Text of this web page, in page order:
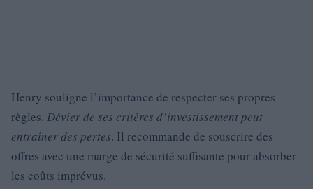
Henry souligne l’importance de respecter ses propres
règles. Dévier de ses critères d’investissement peut
entraîner des pertes. Il recommande de souscrire des
offres avec une marge de sécurité suffisante pour absorber
les coûts imprévus.